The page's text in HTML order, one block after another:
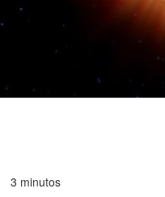
3 minutos